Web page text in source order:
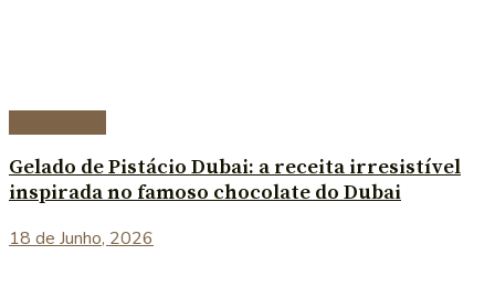
Gelado de Pistácio Dubai: a receita irresistível
inspirada no famoso chocolate do Dubai
18 de Junho, 2026